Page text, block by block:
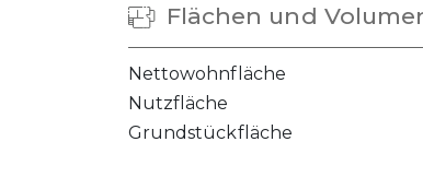
Flächen und
Nettowohnfläche
Nutzfläche
Grundstückfläche